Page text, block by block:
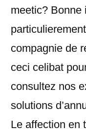
meetic? Bonne
compagnie de
ceci celibat
consultez nos
solutions
Le affection en